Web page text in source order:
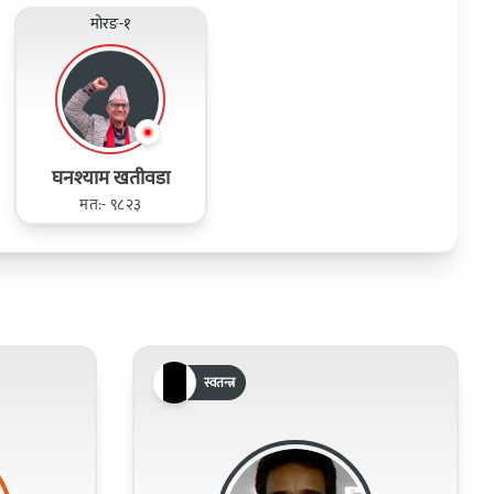
मोरङ-१
घनश्याम खतीवडा
मत:- ९८२३
स्वतन्त्र